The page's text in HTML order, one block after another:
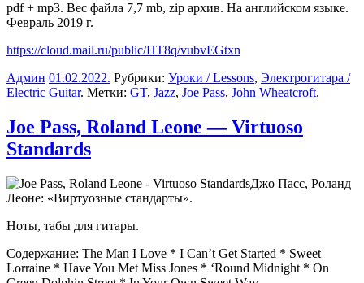
pdf + mp3. Вес файла 7,7 mb, zip архив. На английском языке.
Февраль 2019 г.
https://cloud.mail.ru/public/HT8q/vubvEGtxn
Админ 01.02.2022. Рубрики: Уроки / Lessons, Электрогитара /
Electric Guitar. Метки: GT, Jazz, Joe Pass, John Wheatcroft.
Joe Pass, Roland Leone — Virtuoso
Standards
Джо Пасс, Роланд
Леоне: «Виртуозные стандарты».
Ноты, табы для гитары.
Содержание: The Man I Love * I Can’t Get Started * Sweet
Lorraine * Have You Met Miss Jones * ‘Round Midnight * On